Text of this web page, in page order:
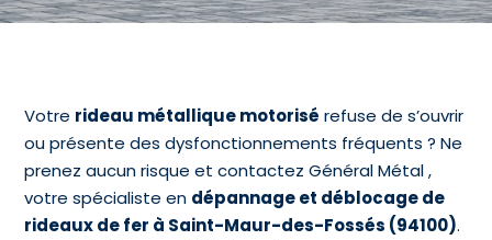
Votre rideau métallique motorisé refuse de s’ouvrir
ou présente des dysfonctionnements fréquents ? Ne
prenez aucun risque et contactez Général Métal ,
votre spécialiste en dépannage et déblocage de
rideaux de fer à Saint-Maur-des-Fossés (94100).